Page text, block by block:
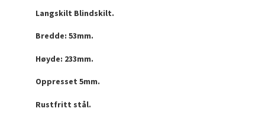
Langskilt Blindskilt.
Bredde: 53mm.
Høyde: 233mm.
Oppresset 5mm.
Rustfritt stål.